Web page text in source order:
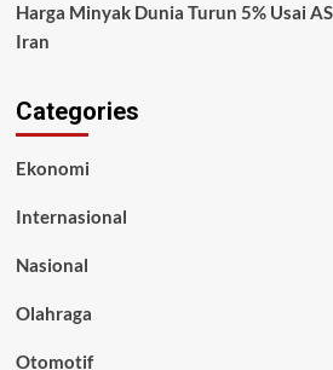
Harga Minyak Dunia Turun 5% Usai
Iran
Categories
Ekonomi
Internasional
Nasional
Olahraga
Otomotif